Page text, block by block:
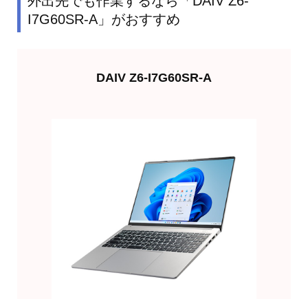
I7G60SR-A」がおすすめ
DAIV Z6-I7G60SR-A